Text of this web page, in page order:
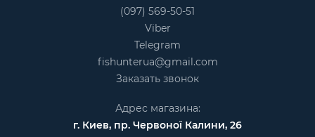
(097) 569-50-51
Viber
Telegram
fishunterua@gmail.com
Заказать звонок
Адрес магазина:
г. Киев, пр. Червоної Калини, 26